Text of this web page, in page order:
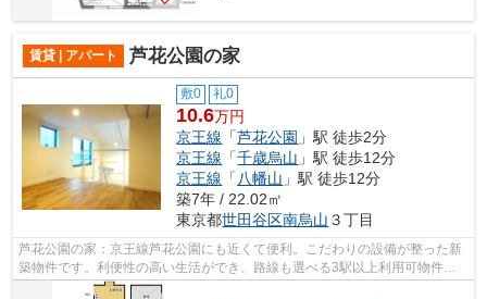
賃貸 | アパート 芦花公園の家
敷0 礼0
10.6万円
京王線 「芦花公園 」駅 徒歩2分
京王線 「千歳烏山 」駅 徒歩12分
京王線 「八幡山 」駅 徒歩12分
築7年 / 22.02㎡
東京都世田谷区南烏山 ３丁目
芦花公園の家：京王線芦花公園にも近くて便利。こだわりの設備が整った新
築物件です。利便性の高い生活ができ、路線も選べる3駅以上利用可物件。
コンパクトな間取りで使い勝手のいいア...